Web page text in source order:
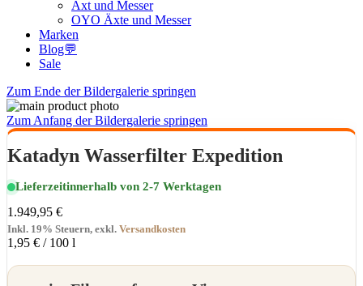
Axt und Messer
OYO Äxte und Messer
Marken
Blog💬
Sale
Zum Ende der Bildergalerie springen
Zum Anfang der Bildergalerie springen
Katadyn Wasserfilter Expedition
Lieferzeitinnerhalb von 2-7 Werktagen
1.949,95 €
Inkl. 19% Steuern, exkl. Versandkosten
1,95 € / 100 l